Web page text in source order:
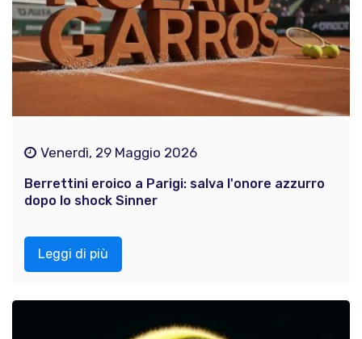
Venerdì, 29 Maggio 2026
Berrettini eroico a Parigi: salva l'onore azzurro
dopo lo shock Sinner
Leggi di più